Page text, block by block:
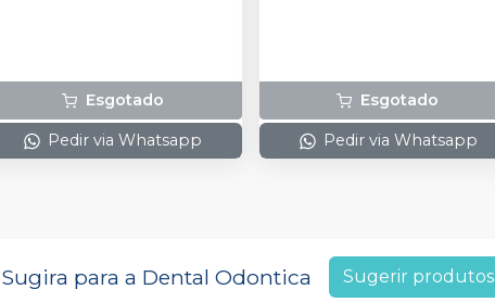
Esgotado
Pedir via Whatsapp
Esgotado
Pedir via Whatsapp
Sugira para a Dental Odontica Sugerir produtos